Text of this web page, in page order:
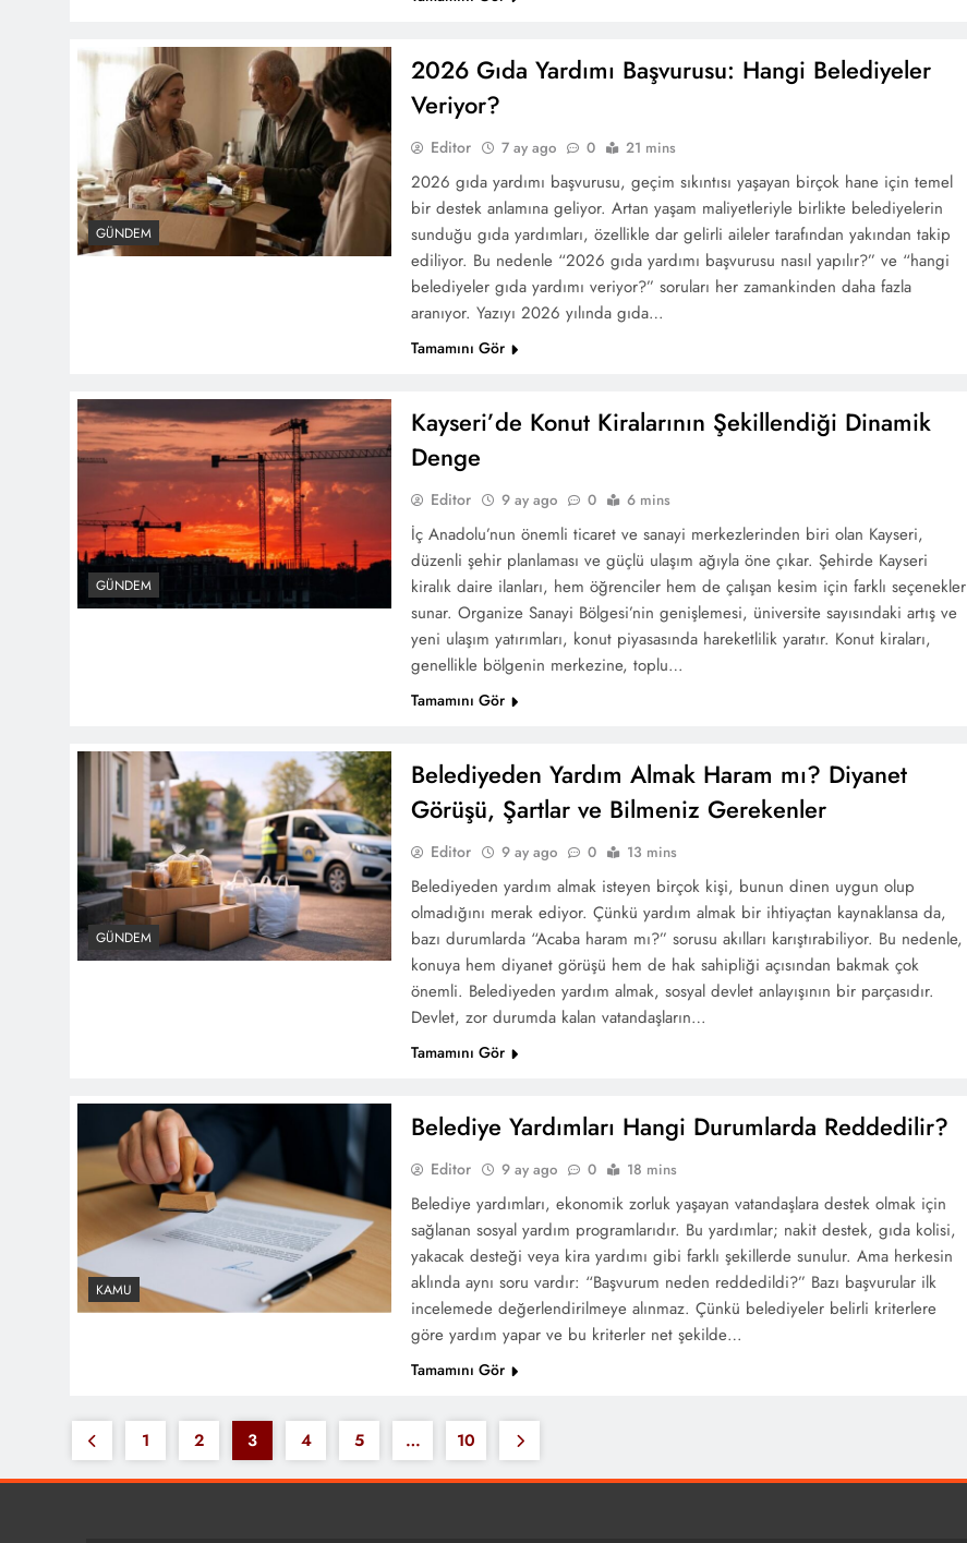
GÜNDEM
2026 Gıda Yardımı Başvurusu: Hangi Belediyeler
Veriyor?
Editor 7 ay ago 0 21 mins
2026 gıda yardımı başvurusu, geçim sıkıntısı yaşayan birçok hane için temel
bir destek anlamına geliyor. Artan yaşam maliyetleriyle birlikte belediyelerin
sunduğu gıda yardımları, özellikle dar gelirli aileler tarafından yakından takip
ediliyor. Bu nedenle “2026 gıda yardımı başvurusu nasıl yapılır?” ve “hangi
belediyeler gıda yardımı veriyor?” soruları her zamankinden daha fazla
aranıyor. Yazıyı 2026 yılında gıda…
Tamamını Gör
GÜNDEM
Kayseri’de Konut Kiralarının Şekillendiği Dinamik
Denge
Editor 9 ay ago 0 6 mins
İç Anadolu’nun önemli ticaret ve sanayi merkezlerinden biri olan Kayseri,
düzenli şehir planlaması ve güçlü ulaşım ağıyla öne çıkar. Şehirde Kayseri
kiralık daire ilanları, hem öğrenciler hem de çalışan kesim için farklı seçenekler
sunar. Organize Sanayi Bölgesi’nin genişlemesi, üniversite sayısındaki artış ve
yeni ulaşım yatırımları, konut piyasasında hareketlilik yaratır. Konut kiraları,
genellikle bölgenin merkezine, toplu…
Tamamını Gör
GÜNDEM
Belediyeden Yardım Almak Haram mı? Diyanet
Görüşü, Şartlar ve Bilmeniz Gerekenler
Editor 9 ay ago 0 13 mins
Belediyeden yardım almak isteyen birçok kişi, bunun dinen uygun olup
olmadığını merak ediyor. Çünkü yardım almak bir ihtiyaçtan kaynaklansa da,
bazı durumlarda “Acaba haram mı?” sorusu akılları karıştırabiliyor. Bu nedenle,
konuya hem diyanet görüşü hem de hak sahipliği açısından bakmak çok
önemli. Belediyeden yardım almak, sosyal devlet anlayışının bir parçasıdır.
Devlet, zor durumda kalan vatandaşların…
Tamamını Gör
KAMU
Belediye Yardımları Hangi Durumlarda Reddedilir?
Editor 9 ay ago 0 18 mins
Belediye yardımları, ekonomik zorluk yaşayan vatandaşlara destek olmak için
sağlanan sosyal yardım programlarıdır. Bu yardımlar; nakit destek, gıda kolisi,
yakacak desteği veya kira yardımı gibi farklı şekillerde sunulur. Ama herkesin
aklında aynı soru vardır: “Başvurum neden reddedildi?” Bazı başvurular ilk
incelemede değerlendirilmeye alınmaz. Çünkü belediyeler belirli kriterlere
göre yardım yapar ve bu kriterler net şekilde…
Tamamını Gör
1 2 3 4 5 … 10